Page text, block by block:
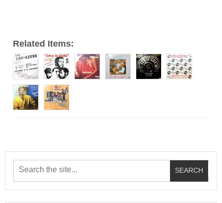
Related Items: